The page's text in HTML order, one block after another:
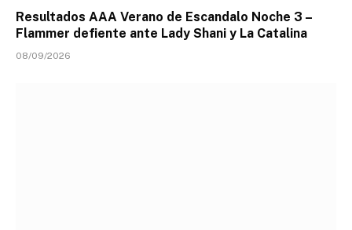
Resultados AAA Verano de Escandalo Noche 3 –
Flammer defiente ante Lady Shani y La Catalina
08/09/2026